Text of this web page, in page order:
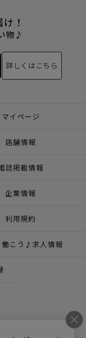
！
物♪
詳しくはこちら
マイページ
店舗情報
誌掲載情報
企業情報
利用規約
働こう♪求人情報
Reserved